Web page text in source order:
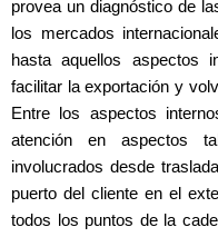
provea un diagnóstico de
los mercados
hasta aquellos aspectos
facilitar la exportación y
Entre los aspectos
atención en aspectos
involucrados desde
puerto del cliente en el
todos los puntos de la